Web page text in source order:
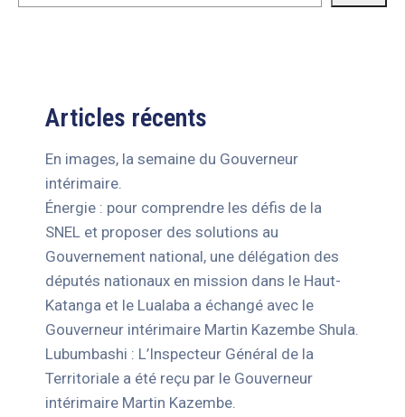
Articles récents
En images, la semaine du Gouverneur
intérimaire.
Énergie : pour comprendre les défis de la
SNEL et proposer des solutions au
Gouvernement national, une délégation des
députés nationaux en mission dans le Haut-
Katanga et le Lualaba a échangé avec le
Gouverneur intérimaire Martin Kazembe Shula.
Lubumbashi : L’Inspecteur Général de la
Territoriale a été reçu par le Gouverneur
intérimaire Martin Kazembe.